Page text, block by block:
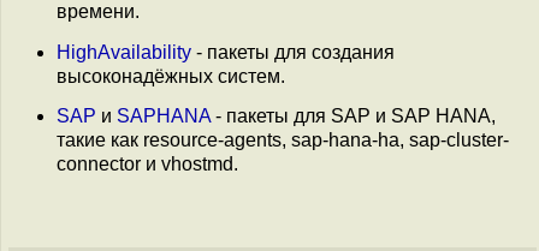
времени.
HighAvailability - пакеты для создания
высоконадёжных систем.
SAP и SAPHANA - пакеты для SAP и SAP HANA,
такие как resource-agents, sap-hana-ha, sap-cluster-
connector и vhostmd.